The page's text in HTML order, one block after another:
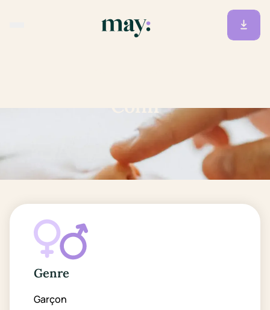
Colin
Genre
Garçon